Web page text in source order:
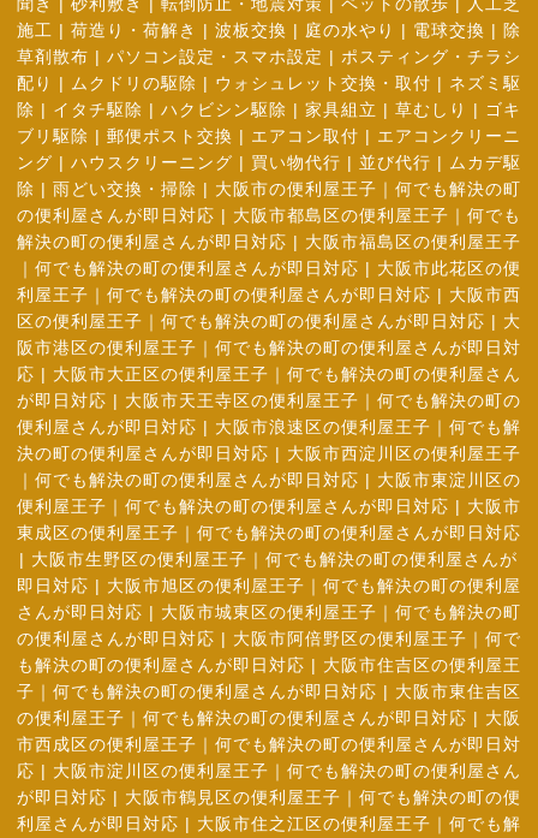
施工 | 荷造り・荷解き | 波板交換 | 庭の水やり | 電球交換 | 除
草剤散布 | パソコン設定・スマホ設定 | ポスティング・チラシ
配り
| ムクドリの駆除 | ウォシュレット交換・取付 | ネズミ駆
除 | イタチ駆除 | ハクビシン駆除 | 家具組立 | 草むしり | ゴキ
ブリ駆除 | 郵便ポスト交換 | エアコン取付 | エアコンクリーニ
ング | ハウスクリーニング | 買い物代行 | 並び代行 |
ムカデ駆
除 | 雨どい交換・掃除 | 大阪市の便利屋王子｜何でも解決の町
の便利屋さんが即日対応 | 大阪市都島区の便利屋王子｜何でも
解決の町の便利屋さんが即日対応 | 大阪市福島区の便利屋王子
｜何でも解決の町の便利屋さんが即日対応 | 大阪市此花区の便
利屋王子｜何でも解決の町の便利屋さんが即日対応 | 大阪市西
区の便利屋王子｜何でも解決の町の便利屋さんが即日対応 | 大
阪市港区の便利屋王子｜何でも解決の町の便利屋さんが即日対
応 | 大阪市大正区の便利屋王子｜何でも解決の町の便利屋さん
が即日対応 | 大阪市天王寺区の便利屋王子｜何でも解決の町の
便利屋さんが即日対応 | 大阪市浪速区の便利屋王子｜何でも解
決の町の便利屋さんが即日対応 | 大阪市西淀川区の便利屋王子
｜何でも解決の町の便利屋さんが即日対応 | 大阪市東淀川区の
便利屋王子｜何でも解決の町の便利屋さんが即日対応 | 大阪市
東成区の便利屋王子｜何でも解決の町の便利屋さんが即日対応
| 大阪市生野区の便利屋王子｜何でも解決の町の便利屋さんが
即日対応 | 大阪市旭区の便利屋王子｜何でも解決の町の便利屋
さんが即日対応 | 大阪市城東区の便利屋王子｜何でも解決の町
の便利屋さんが即日対応 | 大阪市阿倍野区の便利屋王子｜何で
も解決の町の便利屋さんが即日対応 | 大阪市住吉区の便利屋王
子｜何でも解決の町の便利屋さんが即日対応 | 大阪市東住吉区
の便利屋王子｜何でも解決の町の便利屋さんが即日対応 | 大阪
市西成区の便利屋王子｜何でも解決の町の便利屋さんが即日対
応 | 大阪市淀川区の便利屋王子｜何でも解決の町の便利屋さん
が即日対応 | 大阪市鶴見区の便利屋王子｜何でも解決の町の便
利屋さんが即日対応 | 大阪市住之江区の便利屋王子｜何でも解